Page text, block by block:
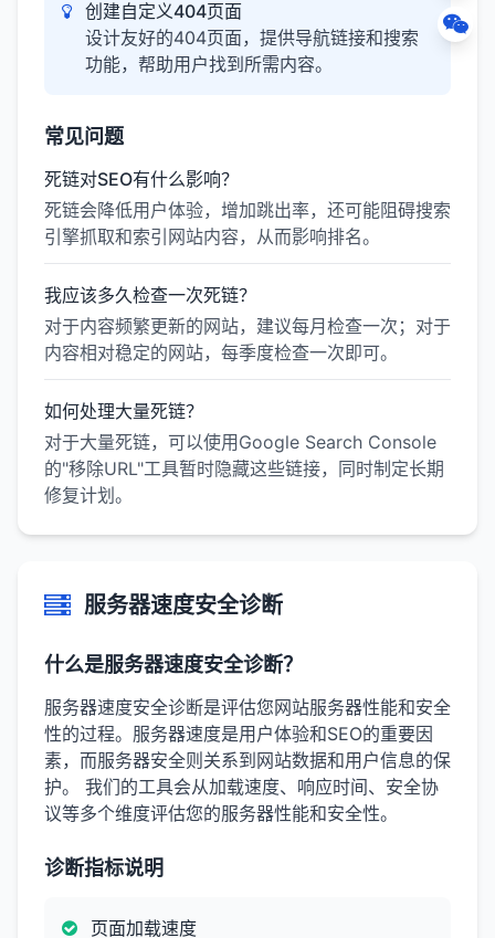
创建自定义404页面
设计友好的404页面，提供导航链接和搜索
功能，帮助用户找到所需内容。
常见问题
死链对SEO有什么影响？
死链会降低用户体验，增加跳出率，还可能阻碍搜索
引擎抓取和索引网站内容，从而影响排名。
我应该多久检查一次死链？
对于内容频繁更新的网站，建议每月检查一次；对于
内容相对稳定的网站，每季度检查一次即可。
如何处理大量死链？
对于大量死链，可以使用Google Search Console
的"移除URL"工具暂时隐藏这些链接，同时制定长期
修复计划。
服务器速度安全诊断
什么是服务器速度安全诊断？
服务器速度安全诊断是评估您网站服务器性能和安全
性的过程。服务器速度是用户体验和SEO的重要因
素，而服务器安全则关系到网站数据和用户信息的保
护。 我们的工具会从加载速度、响应时间、安全协
议等多个维度评估您的服务器性能和安全性。
诊断指标说明
页面加载速度